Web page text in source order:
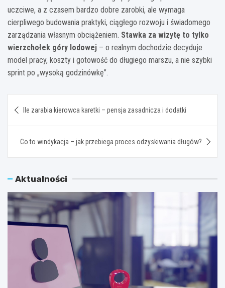
uczciwe, a z czasem bardzo dobre zarobki, ale wymaga
cierpliwego budowania praktyki, ciągłego rozwoju i świadomego
zarządzania własnym obciążeniem. Stawka za wizytę to tylko
wierzchołek góry lodowej – o realnym dochodzie decyduje
model pracy, koszty i gotowość do długiego marszu, a nie szybki
sprint po „wysoką godzinówkę”.
wpisu
Ile zarabia kierowca karetki – pensja zasadnicza i dodatki
Co to windykacja – jak przebiega proces odzyskiwania długów?
Aktualności